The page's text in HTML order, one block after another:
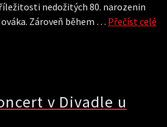
nedožitých 80. narozenin
Zároveň během … Přečíst celé
v Divadle u